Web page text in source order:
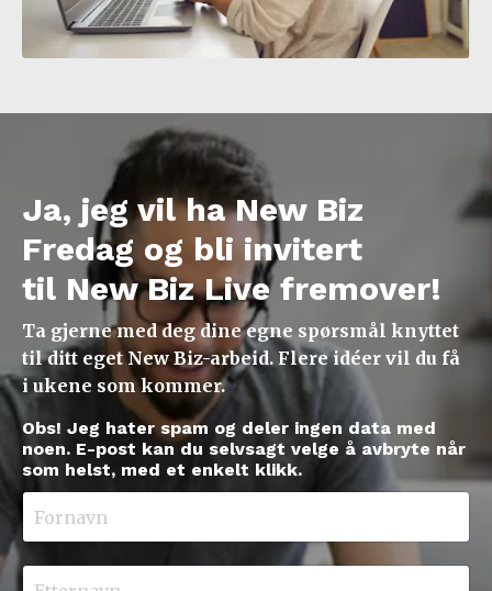
Ja, jeg vil ha New Biz
Fredag og bli invitert
til New Biz Live fremover!
Ta gjerne med deg dine egne spørsmål knyttet
til ditt eget New Biz-arbeid. Flere idéer vil du få
i ukene som kommer.
Obs! Jeg hater spam og deler ingen data med
noen. E-post kan du selvsagt velge å avbryte når
som helst, med et enkelt klikk.